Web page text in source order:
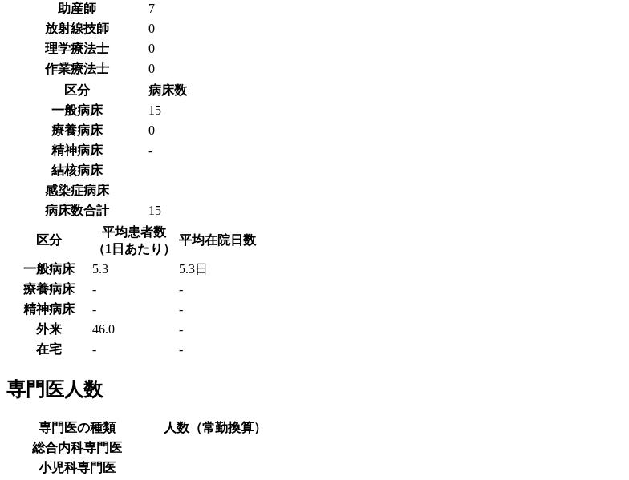
助産師
7
放射線技師
0
理学療法士
0
作業療法士
0
区分
病床数
一般病床
15
療養病床
0
精神病床
-
結核病床
感染症病床
病床数合計
15
区分
平均患者数
（1日あたり）
平均在院日数
一般病床 5.3
5.3日
療養病床
-
-
精神病床
-
-
外来
46.0
-
在宅
- -
専門医人数
専門医の種類
人数（常勤換算）
総合内科専門医
小児科専門医